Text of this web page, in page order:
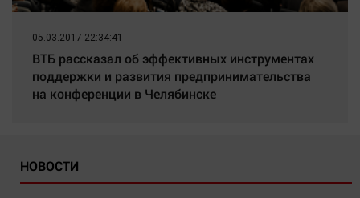
05.03.2017 22:34:41
ВТБ рассказал об эффективных инструментах
поддержки и развития предпринимательства
на конференции в Челябинске
НОВОСТИ